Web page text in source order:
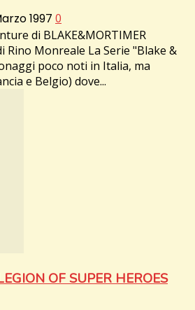
1997 0
di BLAKE&MORTIMER
Rino Monreale La Serie "Blake &
poco noti in Italia, ma
e Belgio) dove...
OF SUPER HEROES